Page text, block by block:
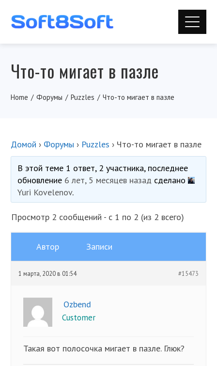
Что-то мигает в пазле
Home Форумы Puzzles Что-то мигает в пазле
Домой › Форумы › Puzzles › Что-то мигает в пазле
В этой теме 1 ответ, 2 участника, последнее
обновление 6 лет, 5 месяцев назад сделано
Yuri Kovelenov.
Просмотр 2 сообщений - с 1 по 2 (из 2 всего)
Автор Записи
1 марта, 2020 в 01:54 #15473
Ozbend
Customer
Такая вот полосочка мигает в пазле. Глюк?